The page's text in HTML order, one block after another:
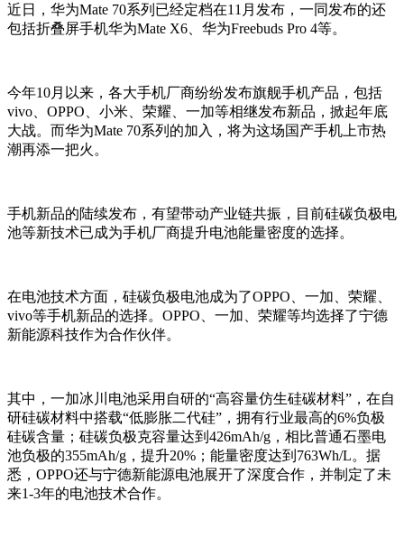
近日，华为Mate 70系列已经定档在11月发布，一同发布的还
包括折叠屏手机华为Mate X6、华为Freebuds Pro 4等。
今年10月以来，各大手机厂商纷纷发布旗舰手机产品，包括
vivo、OPPO、小米、荣耀、一加等相继发布新品，掀起年底
大战。而华为Mate 70系列的加入，将为这场国产手机上市热
潮再添一把火。
手机新品的陆续发布，有望带动产业链共振，目前硅碳负极电
池等新技术已成为手机厂商提升电池能量密度的选择。
在电池技术方面，硅碳负极电池成为了OPPO、一加、荣耀、
vivo等手机新品的选择。OPPO、一加、荣耀等均选择了宁德
新能源科技作为合作伙伴。
其中，一加冰川电池采用自研的“高容量仿生硅碳材料”，在自
研硅碳材料中搭载“低膨胀二代硅”，拥有行业最高的6%负极
硅碳含量；硅碳负极克容量达到426mAh/g，相比普通石墨电
池负极的355mAh/g，提升20%；能量密度达到763Wh/L。据
悉，OPPO还与宁德新能源电池展开了深度合作，并制定了未
来1-3年的电池技术合作。